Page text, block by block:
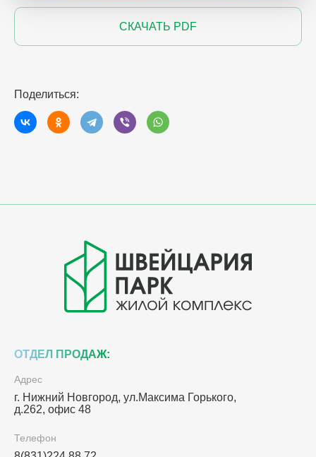
СКАЧАТЬ PDF
Поделиться:
ОТДЕЛ ПРОДАЖ:
Адрес
г. Нижний Новгород, ул.Максима Горького,
д.262, офис 48
Телефон